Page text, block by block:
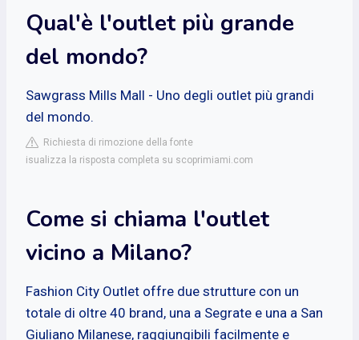
Qual'è l'outlet più grande
del mondo?
Sawgrass Mills Mall - Uno degli outlet più grandi
del mondo.
Richiesta di rimozione della fonte
isualizza la risposta completa su scoprimiami.com
Come si chiama l'outlet
vicino a Milano?
Fashion City Outlet offre due strutture con un
totale di oltre 40 brand, una a Segrate e una a San
Giuliano Milanese, raggiungibili facilmente e